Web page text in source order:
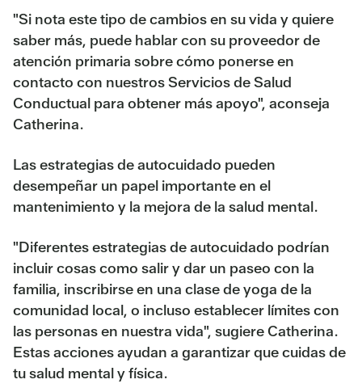
"Si nota este tipo de cambios en su vida y quiere
saber más, puede hablar con su proveedor de
atención primaria sobre cómo ponerse en
contacto con nuestros Servicios de Salud
Conductual para obtener más apoyo", aconseja
Catherina.
Las estrategias de autocuidado pueden
desempeñar un papel importante en el
mantenimiento y la mejora de la salud mental.
"Diferentes estrategias de autocuidado podrían
incluir cosas como salir y dar un paseo con la
familia, inscribirse en una clase de yoga de la
comunidad local, o incluso establecer límites con
las personas en nuestra vida", sugiere Catherina.
Estas acciones ayudan a garantizar que cuidas de
tu salud mental y física.